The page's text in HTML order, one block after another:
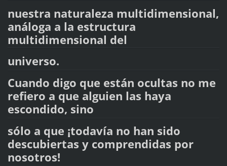
nuestra naturaleza multidimensional,
análoga a la estructura
multidimensional del
universo.
Cuando digo que están ocultas no me
refiero a que alguien las haya
escondido, sino
sólo a que ¡todavía no han sido
descubiertas y comprendidas por
nosotros!